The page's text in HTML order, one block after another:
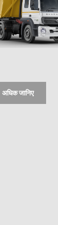
अधिक जानिए